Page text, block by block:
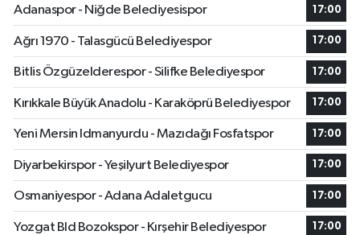
Adanaspor - Niğde Belediyesispor 17:00
Ağrı 1970 - Talasgücü Belediyespor 17:00
Bitlis Özgüzelderespor - Silifke Belediyespor 17:00
Kırıkkale Büyük Anadolu - Karaköprü Belediyespor 17:00
Yeni Mersin Idmanyurdu - Mazıdağı Fosfatspor 17:00
Diyarbekirspor - Yeşilyurt Belediyespor 17:00
Osmaniyespor - Adana Adaletgucu 17:00
Yozgat Bld Bozokspor - Kırşehir Belediyespor 17:00